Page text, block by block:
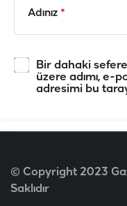
Adınız *
Bir dahaki
üzere adımı, e-
adresimi bu
© Copyright 2023
Saklıdır